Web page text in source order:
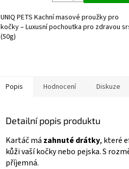
UNIQ PETS Kachní masové proužky pro
kočky – Luxusní pochoutka pro zdravou
(50g)
Popis Hodnocení Diskuze
Detailní popis produktu
Kartáč má zahnuté drátky, které
kůži vaší kočky nebo pejska. S
příjemná.